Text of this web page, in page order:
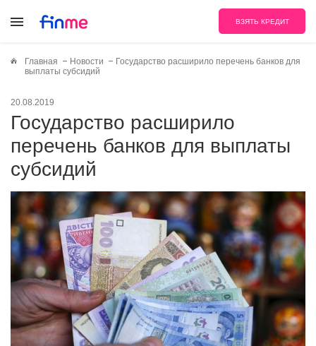
ВЗЯТЬ КРЕДИТ
Главная Новости
Государство расширило перечень банков для
выплаты субсидий
20.08.2019
Государство расширило
перечень банков для выплаты
субсидий